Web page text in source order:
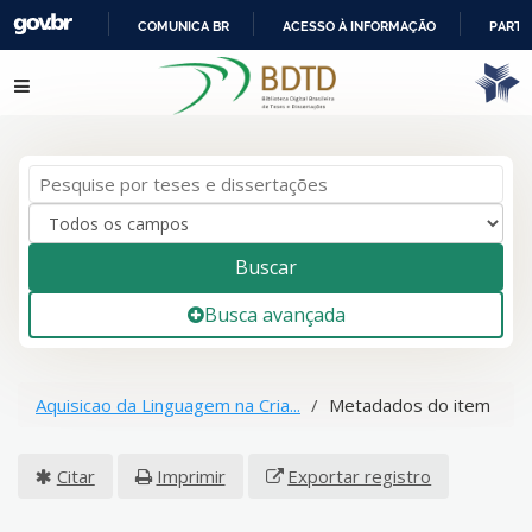
IR
PARA
COMUNICA BR ACESSO À INFORMAÇÃO
Pular para o conteúdo
Buscar
Busca avançada
Aquisicao da Linguagem na Cria... Metadados do item
Citar Imprimir Exportar registro